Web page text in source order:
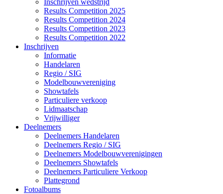
Inschrijven wedstrijd
Results Competition 2025
Results Competition 2024
Results Competition 2023
Results Competition 2022
Inschrijven
Informatie
Handelaren
Regio / SIG
Modelbouwvereniging
Showtafels
Particuliere verkoop
Lidmaatschap
Vrijwilliger
Deelnemers
Deelnemers Handelaren
Deelnemers Regio / SIG
Deelnemers Modelbouwverenigingen
Deelnemers Showtafels
Deelnemers Particuliere Verkoop
Plattegrond
Fotoalbums